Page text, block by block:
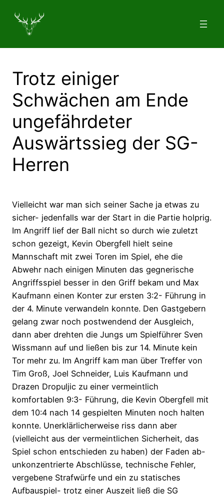
Inhalt
springen
Trotz einiger
Schwächen am Ende
ungefährdeter
Auswärtssieg der SG-
Herren
Vielleicht war man sich seiner Sache ja etwas zu
sicher- jedenfalls war der Start in die Partie holprig.
Im Angriff lief der Ball nicht so durch wie zuletzt
schon gezeigt, Kevin Obergfell hielt seine
Mannschaft mit zwei Toren im Spiel, ehe die
Abwehr nach einigen Minuten das gegnerische
Angriffsspiel besser in den Griff bekam und Max
Kaufmann einen Konter zur ersten 3:2- Führung in
der 4. Minute verwandeln konnte. Den Gastgebern
gelang zwar noch postwendend der Ausgleich,
dann aber drehten die Jungs um Spielführer Sven
Wissmann auf und ließen bis zur 14. Minute kein
Tor mehr zu. Im Angriff kam man über Treffer von
Tim Groß, Joel Schneider, Luis Kaufmann und
Drazen Dropuljic zu einer vermeintlich
komfortablen 9:3- Führung, die Kevin Obergfell mit
dem 10:4 nach 14 gespielten Minuten noch halten
konnte. Unerklärlicherweise riss dann aber
(vielleicht aus der vermeintlichen Sicherheit, das
Spiel schon entschieden zu haben) der Faden ab-
unkonzentrierte Abschlüsse, technische Fehler,
vergebene Strafwürfe und ein zu statisches
Aufbauspiel- trotz einer Auszeit ließ die SG